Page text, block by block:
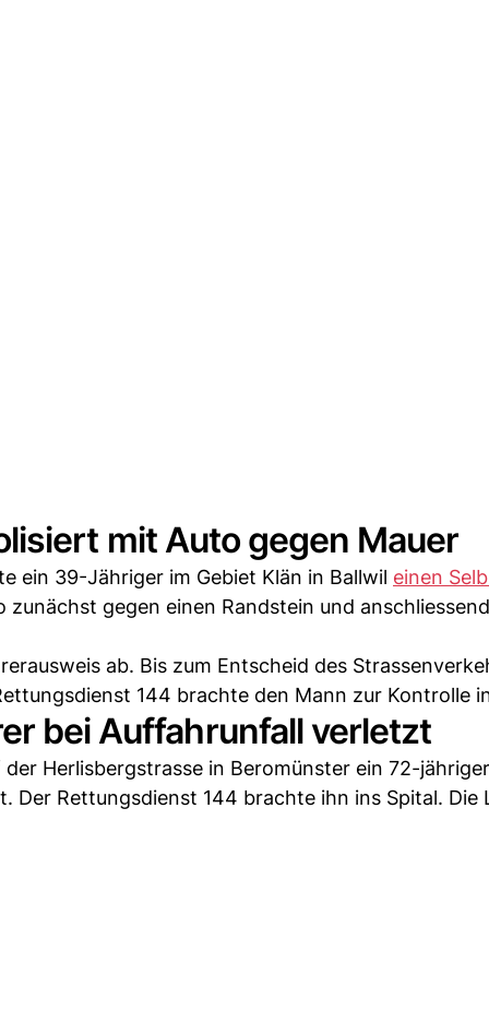
mit Auto gegen Mauer
ein 39-Jähriger im Gebiet Klän in Ballwil einen
gegen einen Randstein und
ab. Bis zum Entscheid des
144 brachte den Mann zur Kontrolle
bei Auffahrunfall verletzt
Herlisbergstrasse in Beromünster ein 72-jähriger
Rettungsdienst 144 brachte ihn ins Spital. Die